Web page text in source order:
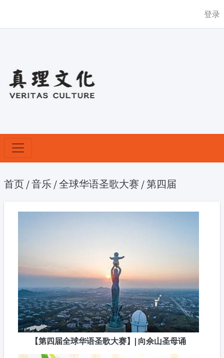
登录
首页 /音乐 /全球华语圣歌大赛 /第四届
【第四届全球华语圣歌大赛】| 向佘山圣母诵